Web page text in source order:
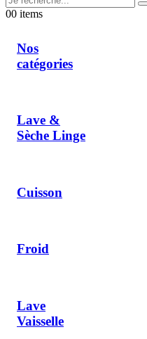
00 items
Nos
catégories
Lave &
Sèche Linge
Cuisson
Froid
Lave
Vaisselle